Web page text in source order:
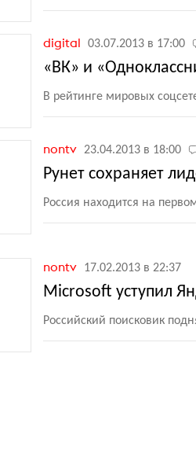
digital 03.07.2013 в 17:00
«ВК» и
В рейтинге мировых
nontv 23.04.2013 в 18:00
Рунет сохраняет
Россия находится на
nontv 17.02.2013 в 22:37
Microsoft уступил
Российский поисковик